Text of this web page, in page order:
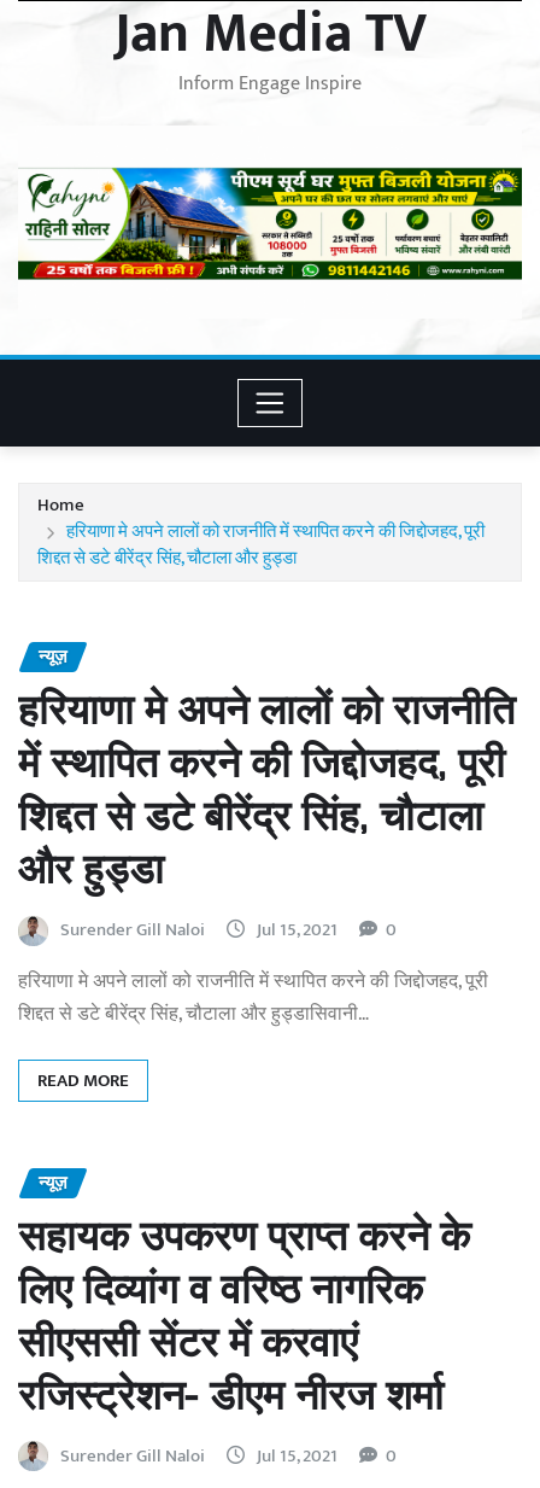
Jan Media TV
Inform Engage Inspire
Home
हरियाणा मे अपने लालों को राजनीति में स्थापित करने की जिद्दोजहद, पूरी
शिद्दत से डटे बीरेंद्र सिंह, चौटाला और हुड्डा
न्यूज़
हरियाणा मे अपने लालों को राजनीति
में स्थापित करने की जिद्दोजहद, पूरी
शिद्दत से डटे बीरेंद्र सिंह, चौटाला
और हुड्डा
Surender Gill Naloi Jul 15, 2021 0
हरियाणा मे अपने लालों को राजनीति में स्थापित करने की जिद्दोजहद, पूरी
शिद्दत से डटे बीरेंद्र सिंह, चौटाला और हुड्डासिवानी…
READ MORE
न्यूज़
सहायक उपकरण प्राप्त करने के
लिए दिव्यांग व वरिष्ठ नागरिक
सीएससी सेंटर में करवाएं
रजिस्ट्रेशन- डीएम नीरज शर्मा
Surender Gill Naloi Jul 15, 2021 0